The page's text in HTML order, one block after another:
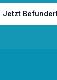
Jetzt